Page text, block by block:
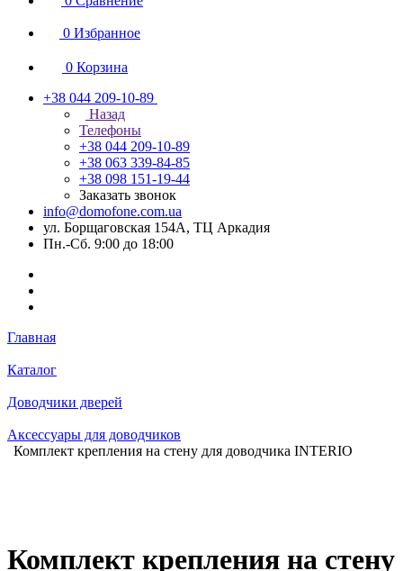
0 Избранное
0 Корзина
+38 044 209-10-89
Назад
Телефоны
+38 044 209-10-89
+38 063 339-84-85
+38 098 151-19-44
Заказать звонок
info@domofone.com.ua
ул. Борщаговская 154А, ТЦ Аркадия
Пн.-Сб. 9:00 до 18:00
Главная
Каталог
Доводчики дверей
Аксессуары для доводчиков
Комплект крепления на стену для доводчика INTERIO
Комплект крепления на стену